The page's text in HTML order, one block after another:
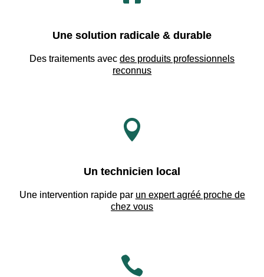
Une solution radicale & durable
Des traitements avec des produits professionnels
reconnus

Un technicien local
Une intervention rapide par un expert agréé proche de
chez vous
